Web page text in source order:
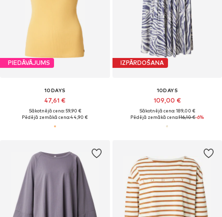
PIEDĀVĀJUMS
10DAYS
47,61 €
Sākotnējā cena: 59,90 €
Pēdējā zemākā cena:44,90 €
IZPĀRDOŠANA
10DAYS
109,00 €
Sākotnējā cena: 189,00 €
Pēdējā zemākā cena:116,10 €-6%